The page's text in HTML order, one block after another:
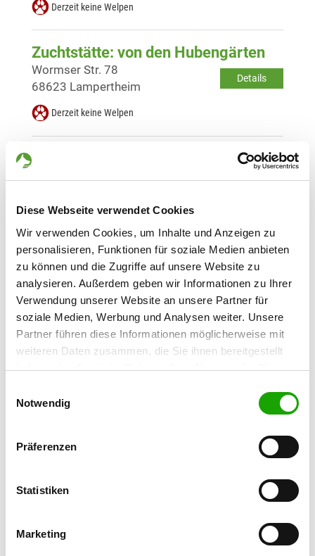
Diese Webseite verwendet Cookies
Wir verwenden Cookies, um Inhalte und Anzeigen zu
personalisieren, Funktionen für soziale Medien anbieten
zu können und die Zugriffe auf unsere Website zu
analysieren. Außerdem geben wir Informationen zu Ihrer
Verwendung unserer Website an unsere Partner für
soziale Medien, Werbung und Analysen weiter. Unsere
Partner führen diese Informationen möglicherweise mit
weiteren Daten zusammen, die Sie ihnen bereitgestellt
haben oder die sie im Rahmen Ihrer Nutzung der Dienste
Cookies, wenn Sie unsere Webseite weiterhin nutzen.
Notwendig
Präferenzen
Statistiken
Marketing
Derzeit keine Welpen
Zuchtstätte: von den Hubengärten
Details
Wormser Str. 78
68623 Lampertheim
Derzeit keine Welpen
Details
Zuchtstätte: vom Wutachtal
Details
Einhardstr. 1
68519 Viernheim
Derzeit keine Welpen
Zuchtstätte: vom Rathshof
Details
68649 Groß-Rohrheim
Details
Saarlandstr. 24
Derzeit keine Welpen